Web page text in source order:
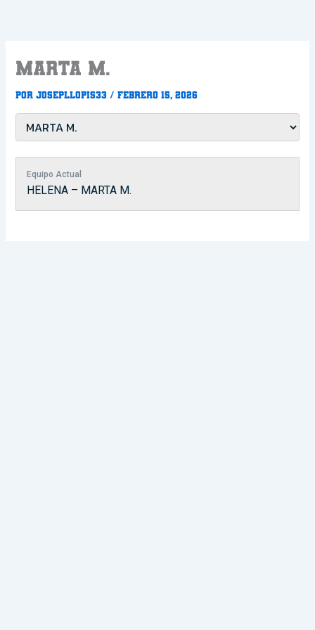
MARTA M.
PorJosepllopis33/febrero 15, 2026
Equipo Actual
HELENA – MARTA M.